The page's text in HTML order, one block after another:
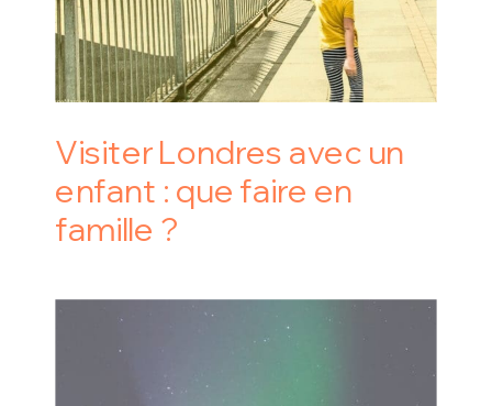
Visiter Londres avec un
enfant : que faire en
famille ?